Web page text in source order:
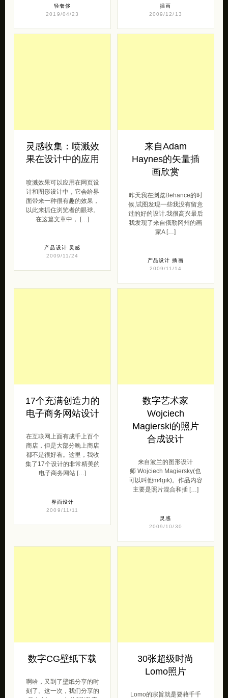
轻奢侈
2019/04/23
插画
2009/12/13
灵感收集：喷溅效
果在设计中的应用
喷溅效果可以应用在网页设
计和图形设计中，它会给界
面带来一种很有趣的效果，
以此来抓住浏览者的眼球。
在这篇文章中， […]
产品设计 灵感
2009/11/24
来自Adam
Haynes的矢量插
画欣赏
昨天我在浏览Behance的时
候,试图发现一些我没有留意
过的好的设计.我很高兴最后
我发现了来自俄勒冈州的画
家A […]
产品设计 插画
2009/11/14
17个充满创造力的
电子商务网站设计
在互联网上面有成千上百个
商店，但是大部分晚上商店
都不是很好看。这里，我收
集了17个设计的非常精美的
电子商务网站 […]
界面设计
2009/11/11
数字艺术家
Wojciech
Magierski的照片
合成设计
来自波兰的图形设计
师 Wojciech Magiersky(也
可以叫他m4gik)。作品内容
主要是照片混合和插 […]
灵感
2009/10/30
数字CG壁纸下载
啊哈，又到了壁纸分享的时
刻了。这一次，我们分享的
30张超级时尚
Lomo照片
Lomo的宗旨就是要藉千千